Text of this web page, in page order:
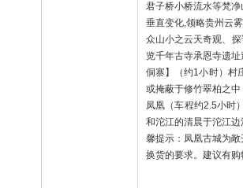
或掩蔽于修竹翠柏之
凤凰（车程约2.5小时
和沱江的清晨于沱江
馨提示：凤凰古城为
换货的要求。建议有